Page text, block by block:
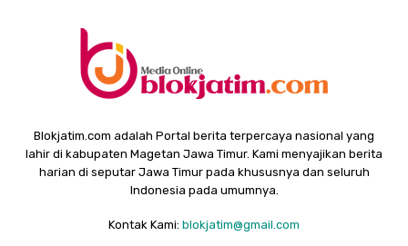
Blokjatim.com adalah Portal berita terpercaya nasional yang
lahir di kabupaten Magetan Jawa Timur. Kami menyajikan berita
harian di seputar Jawa Timur pada khususnya dan seluruh
Indonesia pada umumnya.
Kontak Kami: blokjatim@gmail.com